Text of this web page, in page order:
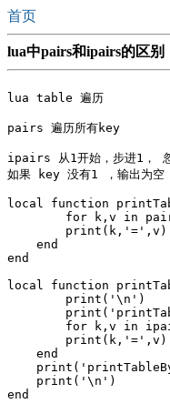
首页
lua中pairs和ipairs的区别
lua table 遍历
pairs 遍历所有key
ipairs 从1开始，步进1， 忽
如果 key 没有1 ，输出为空
local function
        print(k,'=',v)
    end
end
local function
        print(k,'=',v)
    end
    print('\n')
end